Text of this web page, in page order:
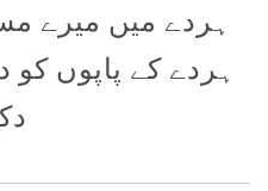
ہردے میں میرے
ہردے کے پاپوں کو